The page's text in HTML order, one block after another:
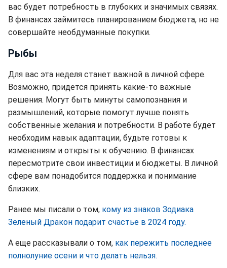
вас будет потребность в глубоких и значимых связях.
В финансах займитесь планированием бюджета, но не
совершайте необдуманные покупки.
Рыбы
Для вас эта неделя станет важной в личной сфере.
Возможно, придется принять какие-то важные
решения. Могут быть минуты самопознания и
размышлений, которые помогут лучше понять
собственные желания и потребности. В работе будет
необходим навык адаптации, будьте готовы к
изменениям и открыты к обучению. В финансах
пересмотрите свои инвестиции и бюджеты. В личной
сфере вам понадобится поддержка и понимание
близких.
Ранее мы писали о том, кому из знаков Зодиака
Зеленый Дракон подарит счастье в 2024 году.
А еще рассказывали о том, как пережить последнее
полнолуние осени и что делать нельзя.